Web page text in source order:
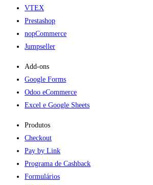
VTEX
Prestashop
nopCommerce
Jumpseller
Add-ons​
Google Forms
Odoo eCommerce
Excel e Google Sheets
Produtos
Checkout
Pay by Link
Programa de Cashback
Formulários